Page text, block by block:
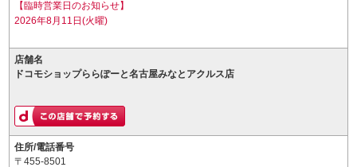
【臨時営業日のお知らせ】
2026年8月11日(火曜)
店舗名
ドコモショップららぽーと名古屋みなとアクルス店
住所/電話番号
〒455-8501